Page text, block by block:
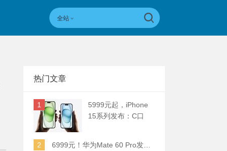
全站
热门文章
1
5999元起，iPhone
15系列发布：C口
2
6999元！华为Mate 60 Pro发布：麒麟9000S+卫星通话 (附初步跑分)